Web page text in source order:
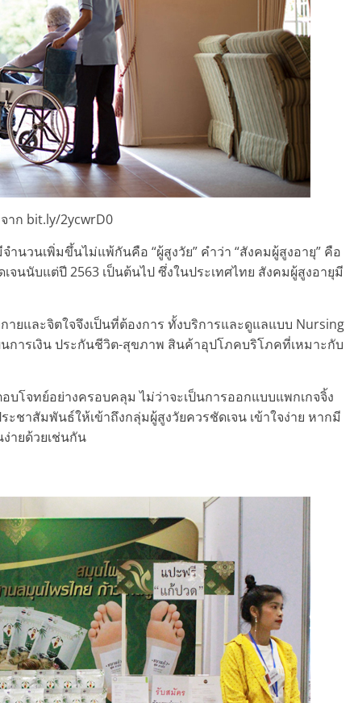
าก bit.ly/2ycwrD0
นวนเพิ่มขึ้นไม่แพ้กันคือ “ผู้สูงวัย” คำว่า “สังคมผู้สูงอายุ” คือ
จนนับแต่ปี 2563 เป็นต้นไป ซึ่งในประเทศไทย สังคมผู้สูงอายุมี
ยและจิตใจจึงเป็นที่ต้องการ ทั้งบริการและดูแลแบบ Nursing
การเงิน ประกันชีวิต-สุขภาพ สินค้าอุปโภคบริโภคที่เหมาะกับ
โจทย์อย่างครอบคลุม ไม่ว่าจะเป็นการออกแบบแพกเกจจิ้ง
ชาสัมพันธ์ให้เข้าถึงกลุ่มผู้สูงวัยควรชัดเจน เข้าใจง่าย หากมี
ายด้วยเช่นกัน